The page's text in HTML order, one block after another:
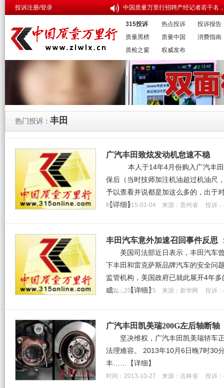
投诉注册/登录 中国质量万里行招聘产经记者若干
315投诉 热点投诉
投诉报告
质量黑榜
质量中国
消费指南
质检之窗
权威发布
热门投诉： 丰田
广汽丰田致炫发动机怠速不稳
本人于14年4月份购入广汽丰
保后（当时技师加注机油超过机油尺
予以查看并说都是加这么多的，出
【详细】
时间：2015-01-04 来源：贵州省 投诉：
丰田汽车意外加速召回事件反思
美国司法部近日表示，丰田汽车
下丰田和雷克萨斯品牌汽车的安全问
监管机构，美国政府已就此展开4年
成……【详细】
时间：2014-03-25 来源：新华网 投诉：
广汽丰田凯美瑞200G左后轴断轴
坚决维权，广汽丰田凯美瑞轿车
法理难容。 2013年10月6日晚7时30
丰……
【详细】
时间：2013-10-27 来源：吉林省 投诉：